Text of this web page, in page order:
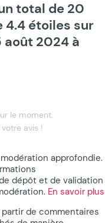
total de 20
4.4 étoiles sur
août 2024 à
le moment.
avis !
approfondie.
dépôt et de validation
En savoir plus
de commentaires